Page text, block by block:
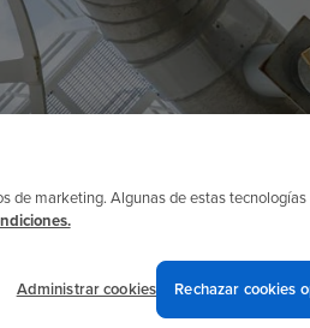
marketing. Algunas de estas
Administrar cookies Rechazar cookies